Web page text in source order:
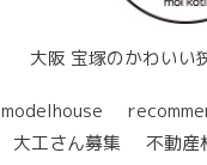
大阪 宝塚のかわいい
modelhouse
大工さん募集 不動産